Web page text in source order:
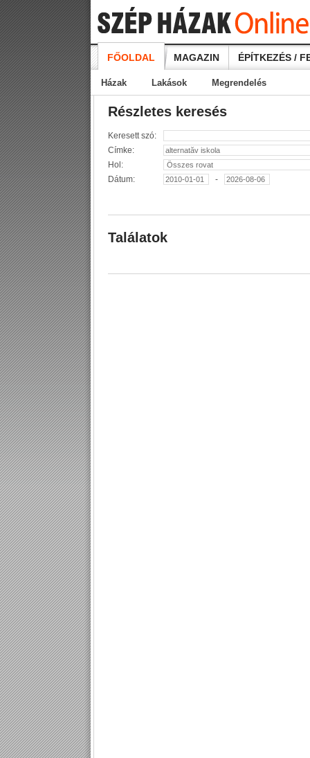
FŐOLDAL MAGAZIN ÉPÍTKEZÉS /
Házak Lakások Megrendelés
Részletes keresés
Keresett szó:
Címke:
Hol:
Dátum:
-
Találatok